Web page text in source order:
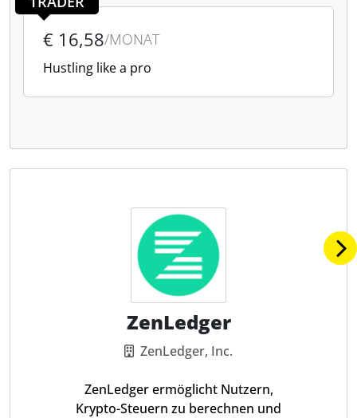
€ 16,58/MONAT
Hustling like a pro
ZenLedger
ZenLedger, Inc.
ZenLedger ermöglicht Nutzern,
Krypto-Steuern zu berechnen und